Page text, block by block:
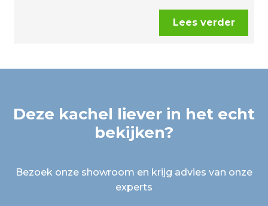
Lees verder
Deze kachel liever in het echt
bekijken?
Bezoek onze showroom en krijg advies van onze
experts